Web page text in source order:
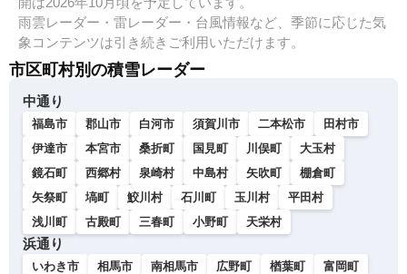
雨雲レーダー・雷レーダー・台風情報など、季節に応じた気
象コンテンツは引き続きご利用いただけます。
市区町村別の積雪レーダー
中通り
福島市 郡山市 白河市 須賀川市 二本松市
田村市
伊達市
本宮市 桑折町 国見町 川俣町
大玉村
鏡石町
西郷村 泉崎村 中島村 矢吹町
棚倉町
矢祭町
塙町 鮫川村 石川町 玉川村
平田村
浅川町
古殿町 三春町 小野町 天栄村
浜通り
いわき市 相馬市 南相馬市 広野町 楢葉町
富岡町